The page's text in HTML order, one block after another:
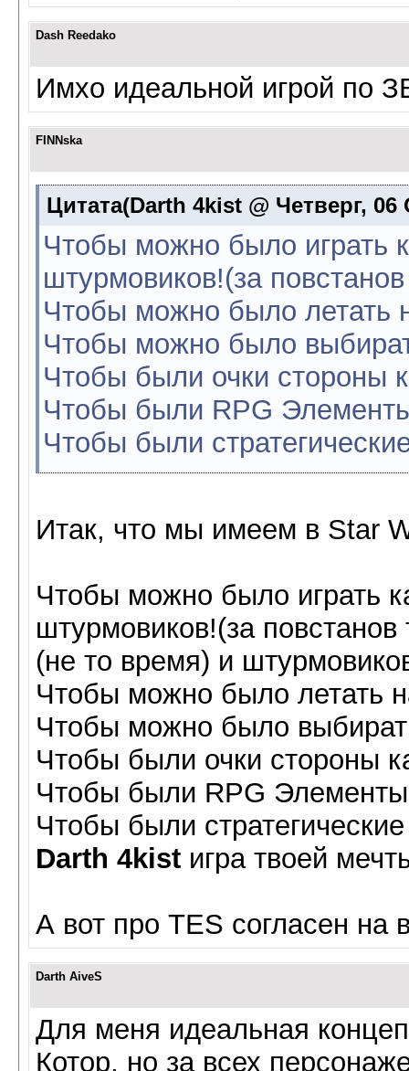
Dash Reedako
Имхо идеальной игрой по
FINNska
Цитата(Darth 4kist @ Четверг, 06
Чтобы можно было играть
штурмовиков!(за
Чтобы можно было летать
Чтобы можно было
Чтобы были очки стороны
Чтобы были RPG
Чтобы были
Итак, что мы имеем в Star
Чтобы можно было играть
штурмовиков!(за
(не то время) и
Чтобы можно было летать
Чтобы можно было
Чтобы были очки стороны
Чтобы были RPG
Чтобы были
Darth 4kist игра твоей
А вот про TES согласен на
Darth AiveS
Для меня идеальная
Котор, но за всех